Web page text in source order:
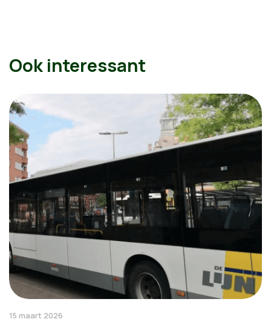
Ook interessant
15 maart 2026